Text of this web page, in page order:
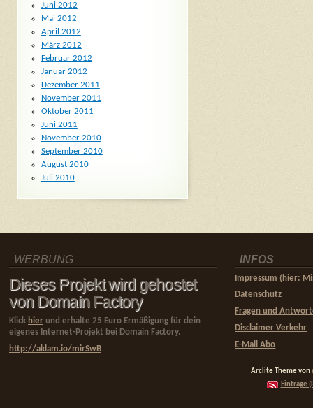
Juni 2012
Mai 2012
April 2012
März 2012
Februar 2012
Januar 2012
Dezember 2011
November 2011
Oktober 2011
Juni 2011
November 2010
September 2010
August 2010
Juli 2010
WERBUNG
Dieses Projekt wird gehostet
von Domain Factory
Klick hier und erhalte 25 Euro Ermäßigung für dein
eigenes Internet-Projekt bei Domain Factory.
http://aklam.io/mirSwB
INFOS
Impressum (hier:
Datenschutz
Fragen und
Disclaimer Verkehr
E-Mail Abo
Arclite Theme von
Einträge